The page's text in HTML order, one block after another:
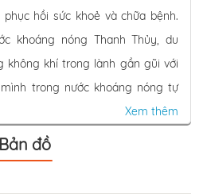
hồi sức khoẻ và chữa bệnh.
khoáng nóng Thanh Thủy, du
không khí trong lành gần gũi với
trong nước khoáng nóng tự
Xem thêm
Bản đồ